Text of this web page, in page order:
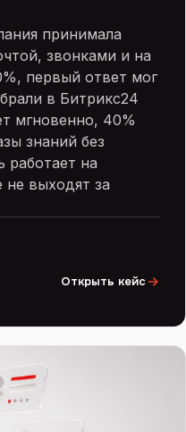
принимала
звонками и на
первый ответ мог
в Битрикс24
мгновенно, 40%
знаний без
работает на
не выходят за
Открыть кейс